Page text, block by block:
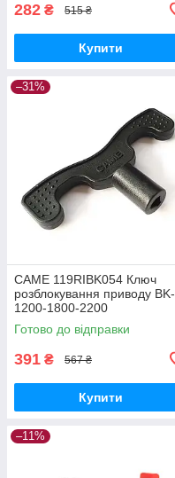
282 ₴ 515 ₴
Купити
–31%
CAME 119RIBK054 Ключ
розблокування приводу BK-
1200-1800-2200
Готово до відправки
391 ₴ 567 ₴
Купити
–11%